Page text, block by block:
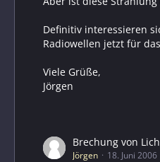
Definitiv interessieren
Radiowellen jetzt für
Viele Grüße,
Jörgen
Brechung von
Jörgen 18. Juni 2006